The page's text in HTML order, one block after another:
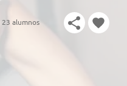
23 alumnos